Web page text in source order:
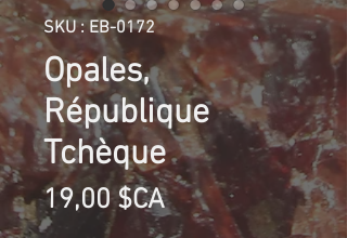
SKU : EB-0172
Opales,
République
Tchèque
19,00 $CAPrix